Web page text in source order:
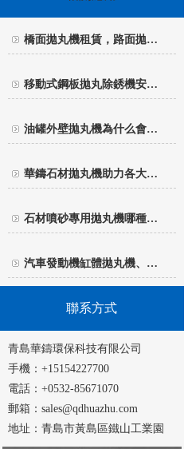
橋面拋丸機租賃，路面拋…
移動式鋼板拋丸除銹機安…
油罐外壁拋丸機為什么會…
華鑄石材拋丸機助力各大…
石材噴砂專用拋丸機哪種…
汽車發動機缸體拋丸機、…
聯系方式
青島華鑄環保科技有限公司
手機：+15154227700
電話：+0532-85671070
郵箱：sales@qdhuazhu.com
地址：青島市黃島區鐵山工業園